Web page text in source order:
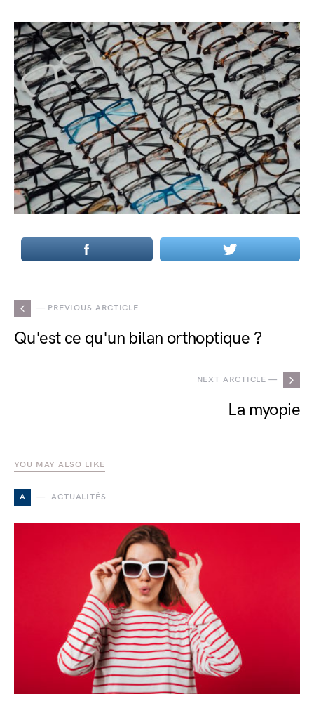
— PREVIOUS ARCTICLE
Qu'est ce qu'un bilan orthoptique ?
NEXT ARCTICLE —
La myopie
YOU MAY ALSO LIKE
A ACTUALITÉS